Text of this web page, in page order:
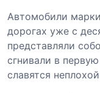
Автомобили
дорогах уже с
представляли
сгнивали в
славятся